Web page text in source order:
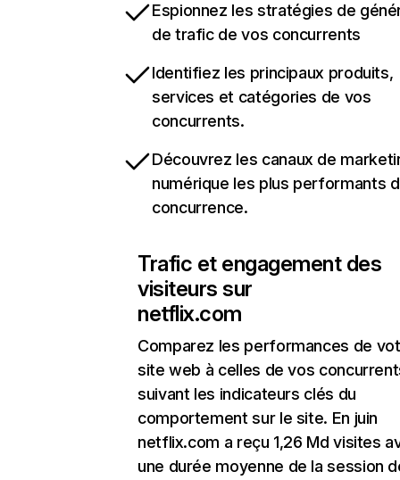
Espionnez les stratégies de
de trafic de vos concurrents
Identifiez les principaux produits,
services et catégories de vos
concurrents.
Découvrez les canaux de
numérique les plus performants
concurrence.
Trafic et engagement des
visiteurs sur
netflix.com
Comparez les performances de
site web à celles de vos
suivant les indicateurs clés du
comportement sur le site. En juin
netflix.com a reçu 1,26 Md visites
une durée moyenne de la session